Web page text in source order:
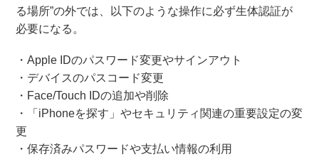
る場所”の外では、以下のような操作に必ず生体認証が
必要になる。
・Apple IDのパスワード変更やサインアウト
・デバイスのパスコード変更
・Face/Touch IDの追加や削除
・「iPhoneを探す」やセキュリティ関連の重要設定の変
更
・保存済みパスワードや支払い情報の利用